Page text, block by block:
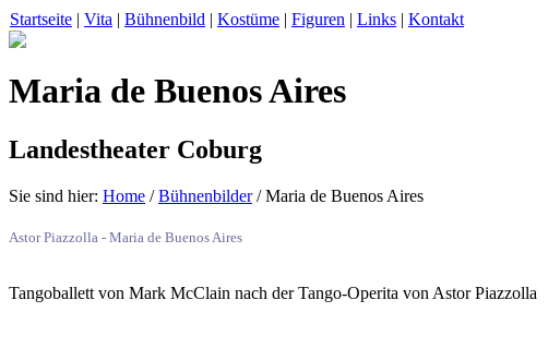
Startseite | Vita | Bühnenbild | Kostüme | Figuren | Links | Kontakt
Maria de Buenos Aires
Landestheater Coburg
Sie sind hier: Home /Bühnenbilder/ Maria de Buenos Aires
Astor Piazzolla - Maria de Buenos Aires
Tangoballett von Mark McClain nach der Tango-Operita von Astor Piazzolla